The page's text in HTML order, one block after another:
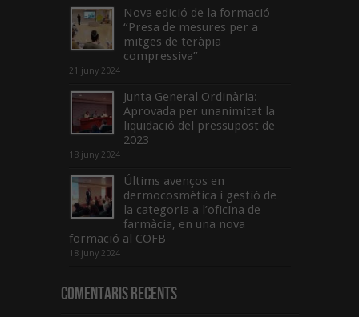
Nova edició de la formació
“Presa de mesures per a
mitges de teràpia
compressiva”
21 juny 2024
Junta General Ordinària:
Aprovada per unanimitat la
liquidació del pressupost de
2023
18 juny 2024
Últims avenços en
dermocosmètica i gestió de
la categoria a l’oficina de
farmàcia, en una nova
formació al COFB
18 juny 2024
Comentaris Recents